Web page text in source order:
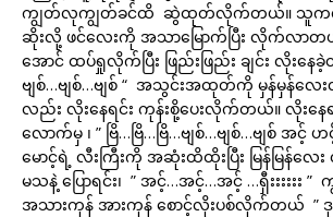
ကျွတ်လုကျွတ်ခင်ထိ ဆွဲထုတ်လိုက်တယ်။ သူက
ဆိုးလို့ ဖင်လေးကို အသာမြောက်ပြီး လိုက်လ
အောင် ထပ်ရှုလိုက်ပြီး ဖြည်းဖြည်း ချင်း လိုးနေခဲ့
ဗျစ်…ဗျစ်…ဗျစ် “ အသွင်းအထုတ်ကို မှန်မှန်လေ
လည်း လိုးနေရင်း ကုန်းစို့ပေးလိုက်တယ်။ လိုးန
လောက်မှ ၊ ” ဗြိ…ဗြိ…ဗြိ…ဗျစ်…ဗျစ်…ဗျစ် အင့်
မောင့်ရဲ့ လီးကြီးကို အဆုံးထိထိုးပြီး မြန်မြန်လေး
မသနဲ့ ပြောရင်း၊ ” အင့်…အင့်…အင့် …ရှီးးးးးး
အသားကုန် အားကုန် စောင့်လိုးပစ်လိုက်တယ် ”